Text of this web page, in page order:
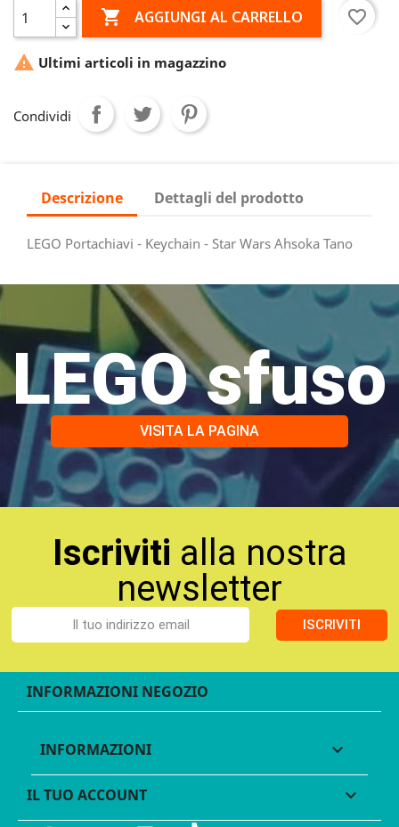
 AGGIUNGI AL CARRELLO favorite_border
 Ultimi articoli in magazzino
Condividi
Descrizione Dettagli del prodotto
LEGO Portachiavi - Keychain - Star Wars Ahsoka Tano
LEGO sfuso
VISITA LA PAGINA
Iscriviti alla nostra
newsletter
ISCRIVITI
INFORMAZIONI NEGOZIO
INFORMAZIONI 
IL TUO ACCOUNT 